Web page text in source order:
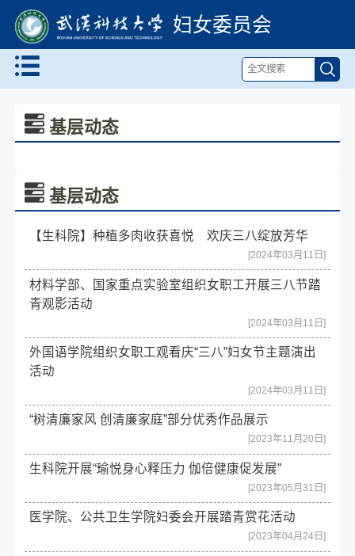
妇女委员会
基层动态
基层动态
【生科院】种植多肉收获喜悦 欢庆三八绽放芳华
[2024年03月11日]
材料学部、国家重点实验室组织女职工开展三八节踏
青观影活动
[2024年03月11日]
外国语学院组织女职工观看庆“三八”妇女节主题演出
活动
[2024年03月11日]
“树清廉家风 创清廉家庭”部分优秀作品展示
[2023年11月20日]
生科院开展“瑜悦身心释压力 伽倍健康促发展”
[2023年05月31日]
医学院、公共卫生学院妇委会开展踏青赏花活动
[2023年04月24日]